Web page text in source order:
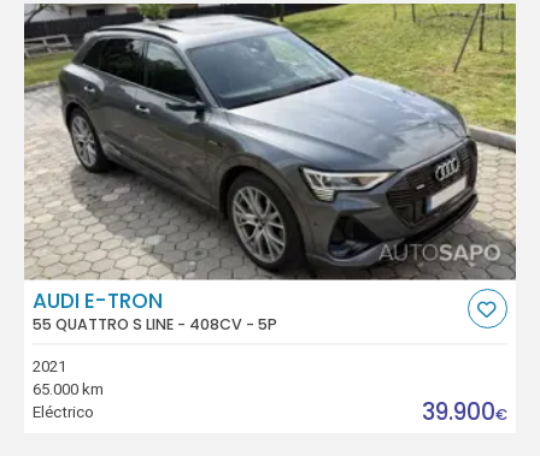
AUDI E-TRON
55 QUATTRO S LINE - 408CV - 5P
2021
65.000 km
Eléctrico
39.900€